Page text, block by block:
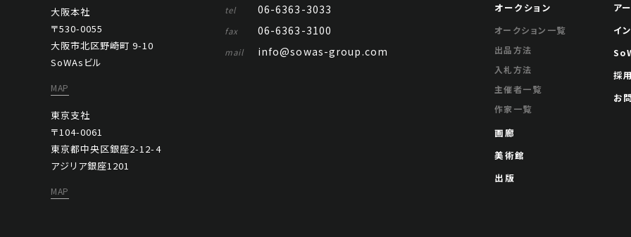
大阪本社
〒530-0055
大阪市北区野崎町 9-10
SoWAsビル
MAP
東京支社
〒104-0061
東京都中央区銀座2-12-4
アジリア銀座1201
MAP
tel 06-6363-3033
fax 06-6363-3100
mail info@sowas-group.com
オークション
オークション一覧
出品方法
入札方法
主催者一覧
作家一覧
画廊
美術館
出版
ア
イ
採
お